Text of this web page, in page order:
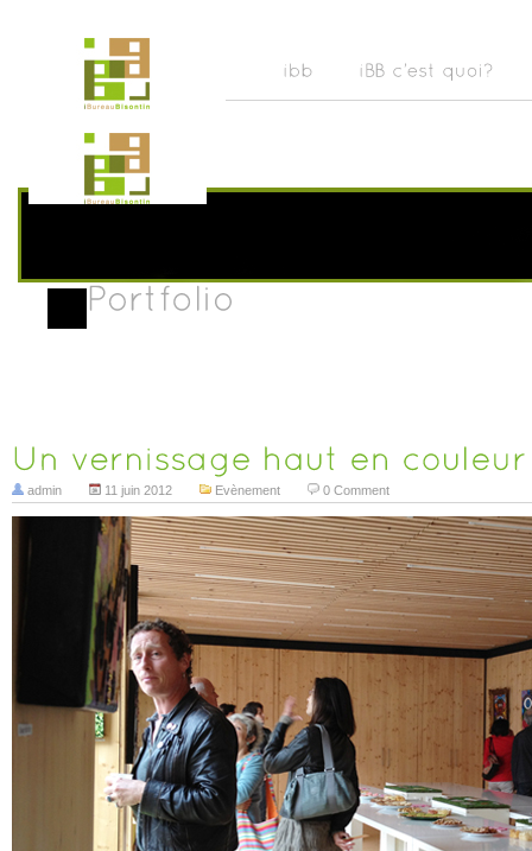
admin 11 juin 2012 Evènement 0 Comment